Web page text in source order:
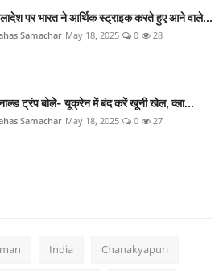
पर भारत ने आर्थिक स्ट्राइक करते हुए आने वाले...
Samachar May 18, 2025 0 28
ट्रंप बोले- यूक्रेन में बंद करें खूनी खेल, व्ला...
Samachar May 18, 2025 0 27
India Chanakyapuri